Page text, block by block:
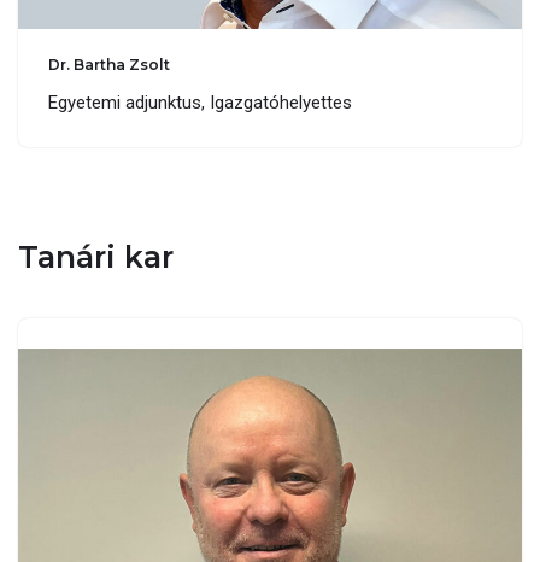
Dr. Bartha Zsolt
Egyetemi adjunktus, Igazgatóhelyettes
Tanári kar